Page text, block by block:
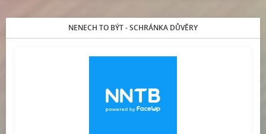
NENECH TO BÝT - SCHRÁNKA DŮVĚRY